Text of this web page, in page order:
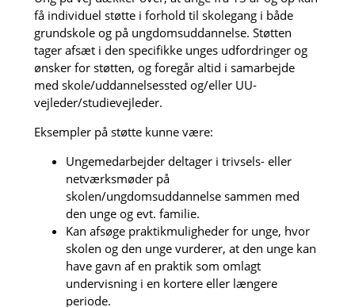
få individuel støtte i forhold til skolegang i både
grundskole og på ungdomsuddannelse. Støtten
tager afsæt i den specifikke unges udfordringer og
ønsker for støtten, og foregår altid i samarbejde
med skole/uddannelsessted og/eller UU-
vejleder/studievejleder.
Eksempler på støtte kunne være:
Ungemedarbejder deltager i trivsels- eller
netværksmøder på
skolen/ungdomsuddannelse sammen med
den unge og evt. familie.
Kan afsøge praktikmuligheder for unge, hvor
skolen og den unge vurderer, at den unge kan
have gavn af en praktik som omlagt
undervisning i en kortere eller længere
periode.